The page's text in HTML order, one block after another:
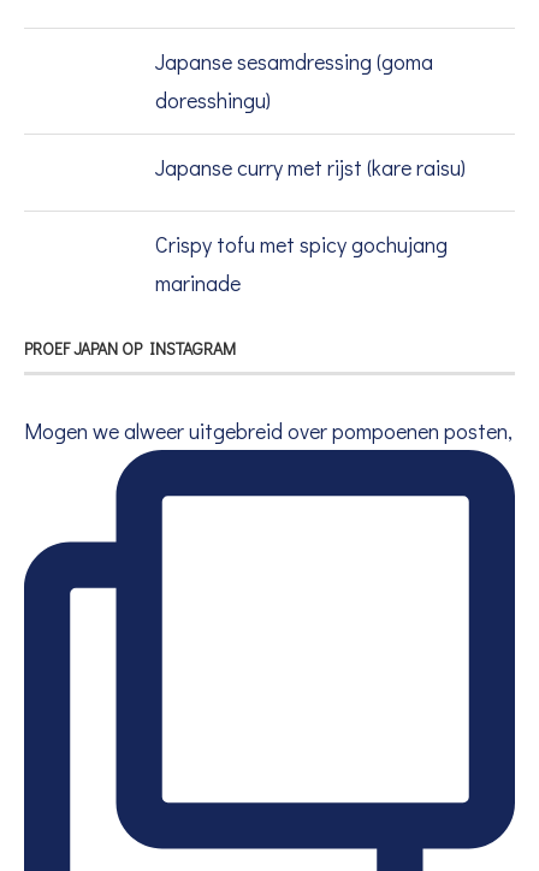
Japanse sesamdressing (goma
doresshingu)
Japanse curry met rijst (kare raisu)
Crispy tofu met spicy gochujang
marinade
PROEF JAPAN OP INSTAGRAM
Mogen we alweer uitgebreid over pompoenen posten,